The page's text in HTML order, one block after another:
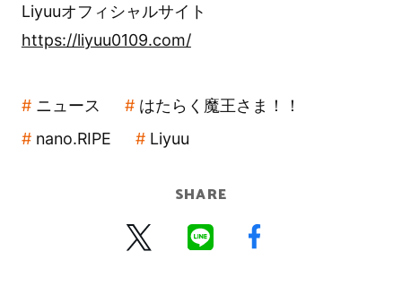
Liyuuオフィシャルサイト
https://liyuu0109.com/
ニュース
はたらく魔王さま！！
nano.RIPE
Liyuu
SHARE